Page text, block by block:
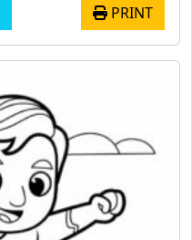
PRINT